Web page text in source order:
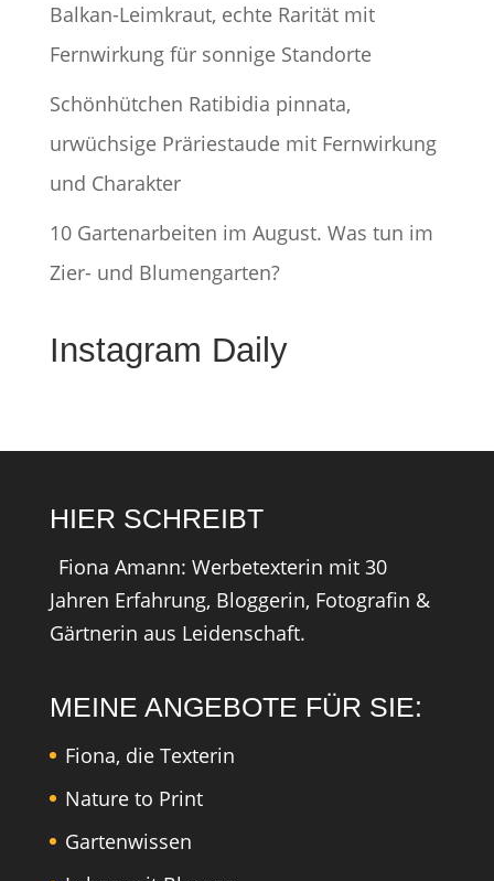
Balkan-Leimkraut, echte Rarität mit
Fernwirkung für sonnige Standorte
Schönhütchen Ratibidia pinnata,
urwüchsige Präriestaude mit Fernwirkung
und Charakter
10 Gartenarbeiten im August. Was tun im
Zier- und Blumengarten?
Instagram Daily
HIER SCHREIBT
Fiona Amann: Werbetexterin mit 30
Jahren Erfahrung, Bloggerin, Fotografin &
Gärtnerin aus Leidenschaft.
MEINE ANGEBOTE FÜR SIE:
Fiona, die Texterin
Nature to Print
Gartenwissen